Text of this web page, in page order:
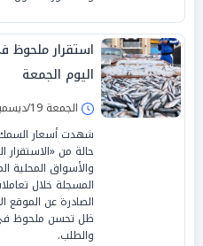
استقرار
اليوم الجمعة
الجمعة 19/ديسمبر/2025 - 07:00 ص
حالة من
والأسواق المحلية
المسجلة خلال
الصادرة عن الموقع
ظل تحسن ملحوظ
والطلب.